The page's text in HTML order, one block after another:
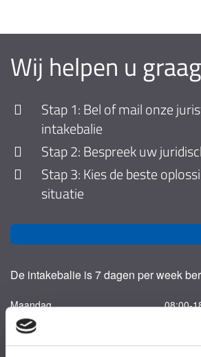
Wij helpen u
Stap 1: Bel of mail onze
intakebalie
Stap 2: Bespreek uw
Stap 3: Kies de beste
situatie
De intakebalie is 7 dagen per week
Maandag
Dinsdag
Woensdag
Donderdag
08:00-
08:00-
08:00-
08:00-